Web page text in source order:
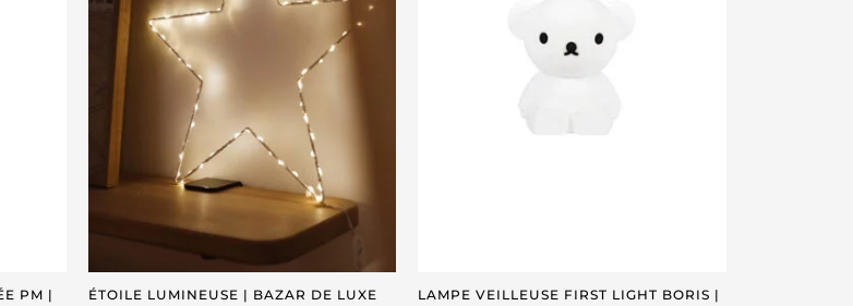
PM |
ÉTOILE LUMINEUSE | BAZAR DE LUXE
LAMPE VEILLEUSE FIRST LIGHT BORIS |